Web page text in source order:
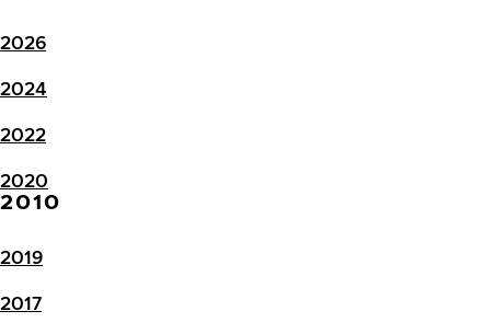
2026
2024
2022
2020
2010
2019
2017